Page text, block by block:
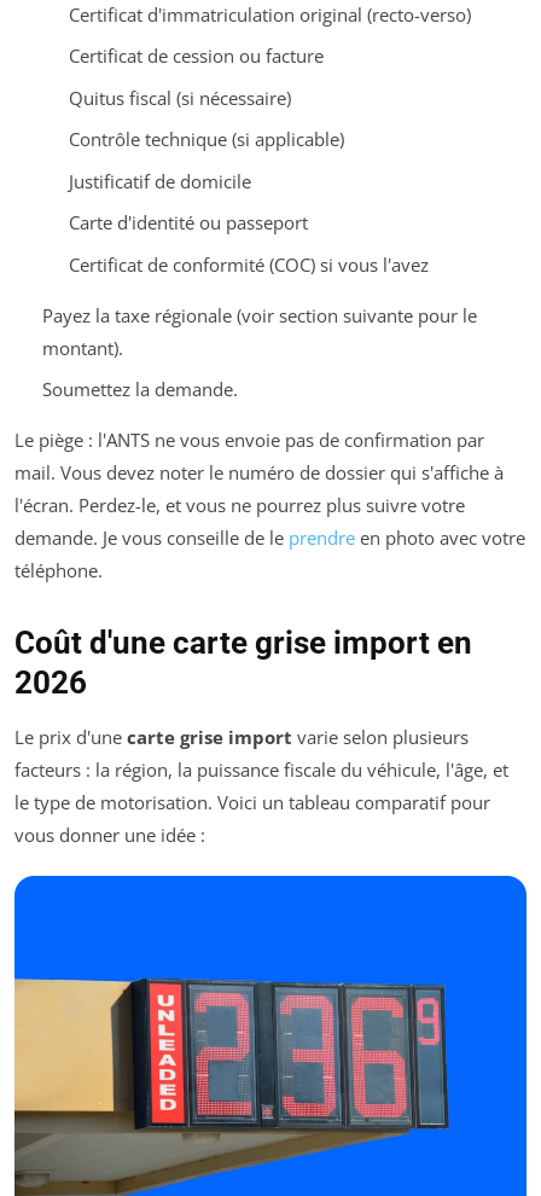
Certificat d'immatriculation original (recto-verso)
Certificat de cession ou facture
Quitus fiscal (si nécessaire)
Contrôle technique (si applicable)
Justificatif de domicile
Carte d'identité ou passeport
Certificat de conformité (COC) si vous l'avez
Payez la taxe régionale (voir section suivante pour le
montant).
Soumettez la demande.
Le piège : l'ANTS ne vous envoie pas de confirmation par
mail. Vous devez noter le numéro de dossier qui s'affiche à
l'écran. Perdez-le, et vous ne pourrez plus suivre votre
demande. Je vous conseille de le prendre en photo avec votre
téléphone.
Coût d'une carte grise import en
2026
Le prix d'une carte grise import varie selon plusieurs
facteurs : la région, la puissance fiscale du véhicule, l'âge, et
le type de motorisation. Voici un tableau comparatif pour
vous donner une idée :